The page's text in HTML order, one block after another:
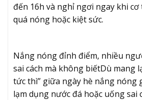
đến 16h và nghỉ ngơi ngay khi cơ
quá nóng hoặc kiệt sức.
Nắng nóng đỉnh điểm, nhiều
sai cách mà không biếtDù mang
tức thì” giữa ngày hè nắng nóng
lạm dụng nước đá hoặc uống sai